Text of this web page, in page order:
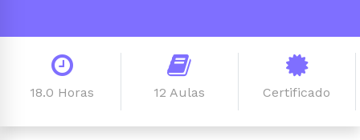
18.0 Horas 12 Aulas Certificado